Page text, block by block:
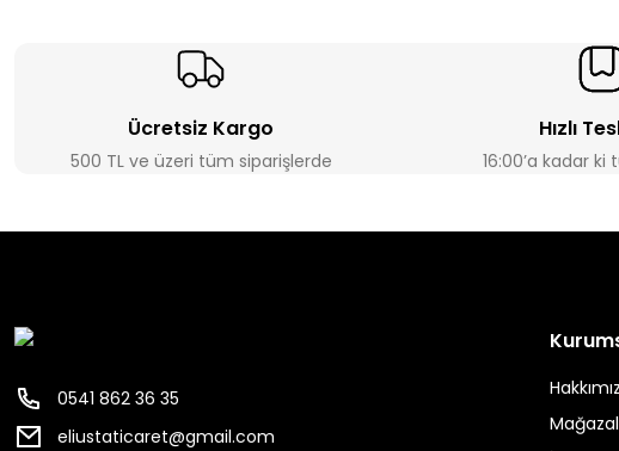
Ücretsiz Kargo
500 TL ve üzeri tüm siparişlerde
Hızlı
16:00’a kadar
0541 862 36 35
eliustaticaret@gmail.com